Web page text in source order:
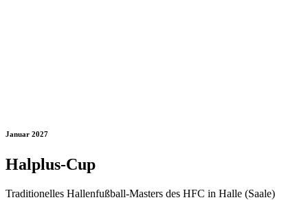
Januar 2027
Halplus-Cup
Traditionelles Hallenfußball-Masters des HFC in Halle (Saale)